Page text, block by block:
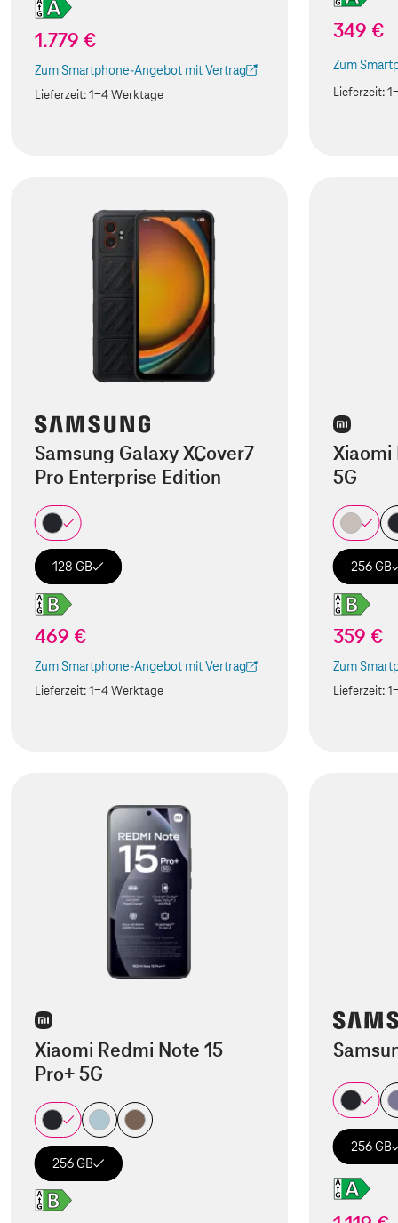
1.779 €
Zum Smartphone-Angebot mit Vertrag
(Der Link wird in einem neuen Tab geöffnet)
Lieferzeit:1-4 Werktage
349 €
Zum
(Der Link
Lieferzeit:
Samsung Galaxy XCover7
Pro Enterprise Edition
128 GB
469 €
Zum Smartphone-Angebot mit Vertrag
(Der Link wird in einem neuen Tab geöffnet)
Lieferzeit:1-4 Werktage
Xiaomi
5G
256 GB
359 €
Zum
(Der Link
Lieferzeit:
Xiaomi Redmi Note 15
Pro+ 5G
256 GB
256 GB